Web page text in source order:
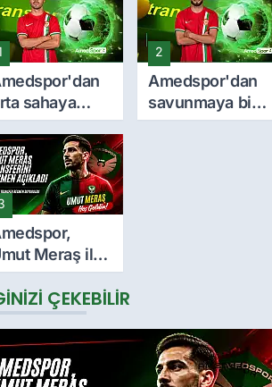
sahaya
takviye:
Soyalp
sözleşme
2
Amedspor'dan
savunmaya bir
takviye daha:
Meraş ile
ÇEKEBILIR